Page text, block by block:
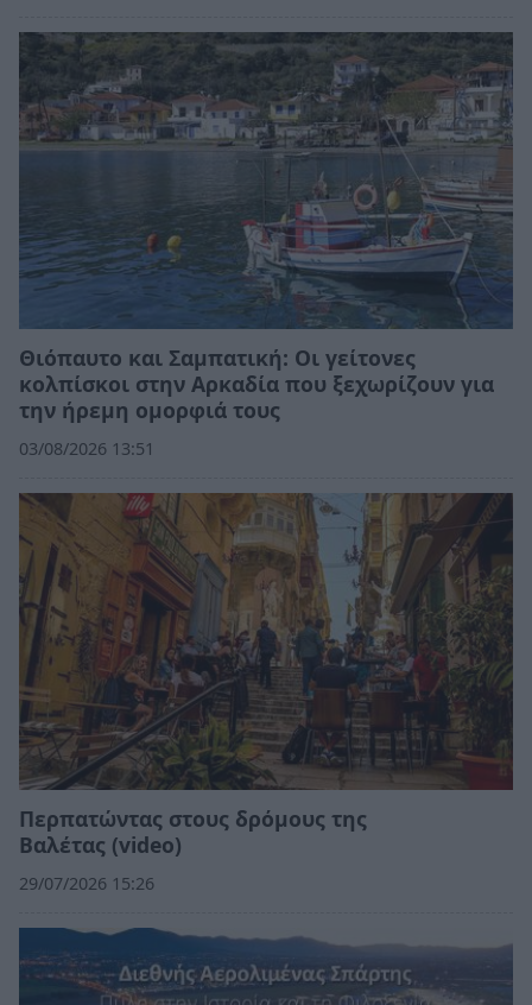
Θιόπαυτο και Σαμπατική: Οι γείτονες
κολπίσκοι στην Αρκαδία που ξεχωρίζουν για
την ήρεμη ομορφιά τους
03/08/2026 13:51
Περπατώντας στους δρόμους της
Βαλέτας (video)
29/07/2026 15:26